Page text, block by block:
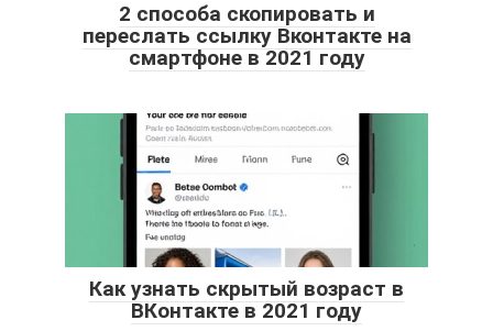
2 способа скопировать и
переслать ссылку Вконтакте на
смартфоне в 2021 году
Как узнать скрытый возраст в
ВКонтакте в 2021 году